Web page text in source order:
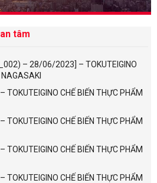
tâm
– 28/06/2023] – TOKUTEIGINO
CHẾ BIẾN THỰC PHẨM
CHẾ BIẾN THỰC PHẨM
CHẾ BIẾN THỰC PHẨM
CHẾ BIẾN THỰC PHẨM